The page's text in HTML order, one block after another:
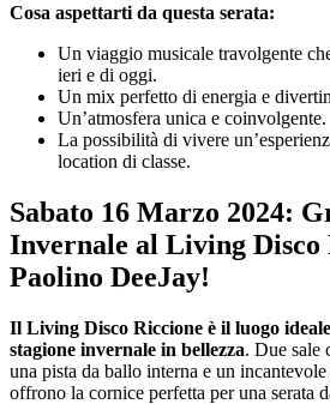
Cosa aspettarti da questa serata:
Un viaggio musicale travolgente
ieri e di oggi.
Un mix perfetto di energia e
Un’atmosfera unica e coinvolgente.
La possibilità di vivere
location di classe.
Sabato 16 Marzo 2024:
Invernale al Living Disco
Paolino DeeJay!
Il Living Disco Riccione è il luogo
stagione invernale in bellezza. Due sale
una pista da ballo interna e un
offrono la cornice perfetta per una serata